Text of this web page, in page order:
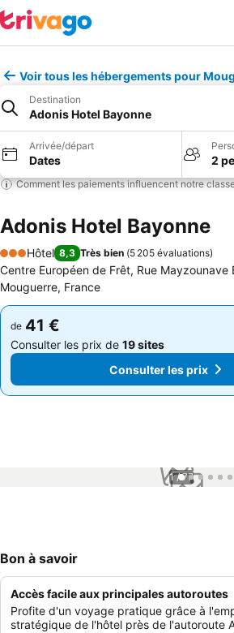
Voir tous les hébergements pour
Destination
Adonis Hotel Bayonne
Arrivée/départ
Dates 2
Comment les paiements influencent notre
Adonis Hotel Bayonne
3 Étoiles
Hôtel 8,3 Très bien (5 205 évaluations)
Centre Européen de Frêt, Rue
Mouguerre, France
de 41 €
Consulter les prix de 19 sites
Consulter les prix
de 41 €
Consulter les prix de 19 sites
Consulter les prix
1 / 77
Bon à savoir
Accès facile aux principales autoroutes
Profite d'un voyage pratique grâce à
stratégique de l'hôtel près de l'autoroute